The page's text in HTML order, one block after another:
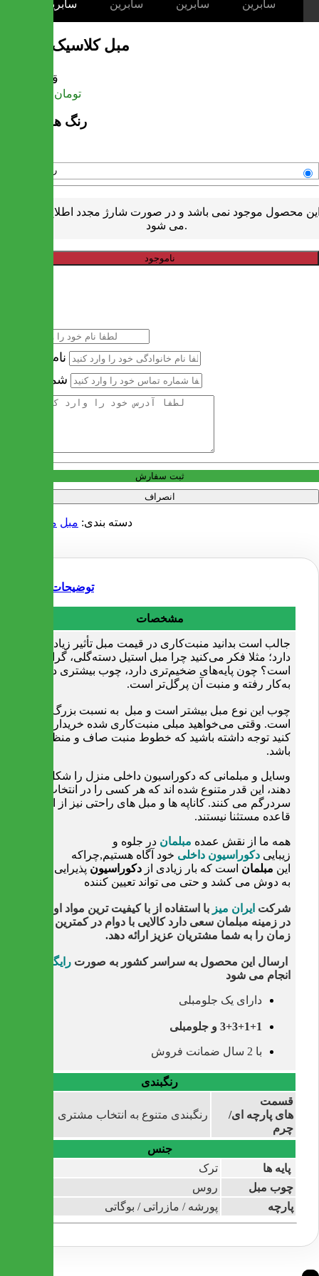
مبل کلاسیک سابرین
قیمت
تومان
رنگ های موجود
رنگبندی متنوع
محصول موجود نمی باشد و در صورت شارژ مجدد اطلاع رسانی
می شود.
ناموجود
نام خانوادگی
شماره تماس
ثبت سفارش
انصراف
دسته بندی: مبل مبل کلاسیک
توضیحات
مشخصات
جالب است بدانید منبت‌کاری در قیمت مبل تأثیر زیادی
دارد؛ مثلا فکر می‌کنید چرا مبل استیل دسته‌گلی، گران‌تر
است؟ چون پایه‌های ضخیم‌تری دارد، چوب بیشتری در آن
به‌کار رفته و منبت آن پرگل‌تر است.
چوب این نوع مبل بیشتر است و مبل به نسبت بزرگ‌تری
است. وقتی می‌خواهید مبلی منبت‌کاری شده خریداری
کنید توجه داشته باشید که خطوط منبت صاف و منظم
باشد.
وسایل و مبلمانی که دکوراسیون داخلی منزل را شکل می
دهند، این قدر متنوع شده اند که هر کسی را در انتخاب
سردرگم می کنند. کاناپه ها و مبل های راحتی نیز از این
قاعده مستثنا نیستند.
همه ما از نقش عمده مبلمان در جلوه و
زیبایی دکوراسیون داخلی خود آگاه هستیم,چراکه
این مبلمان است که بار زیادی از دکوراسیون پذیرایی ما را
به دوش می کشد و حتی می تواند تعیین کننده
شرکت ایران میز با استفاده از با کیفیت ترین مواد اولیه
در زمینه مبلمان سعی دارد کالایی با دوام در کمترین
زمان را به شما مشتریان عزیز ارائه دهد.
ارسال این محصول به سراسر کشور به صورت رایگان
انجام می شود
دارای یک جلومبلی
3+3+1+1 و جلومبلی
با 2 سال ضمانت فروش
رنگبندی
قسمت
های پارچه ای/
چرم
رنگبندی متنوع به انتخاب مشتری
جنس
پایه ها
ترک
چوب مبل
روس
پارچه
پورشه / مازراتی / بوگاتی